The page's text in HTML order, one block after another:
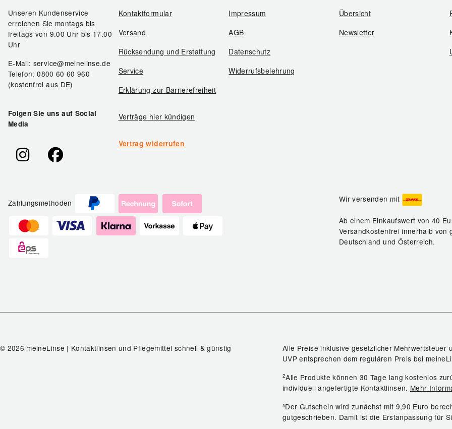
Unseren Kundenservice
erreichen Sie montags bis
freitags von 9.00 Uhr bis 17.00
Uhr
E-Mail: service@meinelinse.de
Telefon: 0800 60 60 960
(kostenfrei aus DE)
Folgen Sie uns auf Social
Media
Kontaktformular
Versand
Rücksendung und Erstattung
Service
Erklärung zur Barrierefreiheit
Verträge hier kündigen
Vertrag widerrufen
Impressum
AGB
Datenschutz
Widerrufsbelehrung
Übersicht
Newsletter
Zahlungsmethoden Wir versenden mit
Ab einem Einkaufswert von 40
Versandkostenfrei innerhalb von
Deutschland und Österreich.
© 2026 meineLinse | Kontaktlinsen und Pflegemittel schnell & günstig
Alle Preise inklusive gesetzlicher Mehrwertsteuer
UVP entsprechen dem regulären Preis bei
2Alle Produkte können 30 Tage lang kostenlos
individuell angefertigte Kontaktlinsen. Mehr
³Der Gutschein wird zunächst mit 9,90 Euro
gutgeschrieben. Damit ist die Erstanpassung für